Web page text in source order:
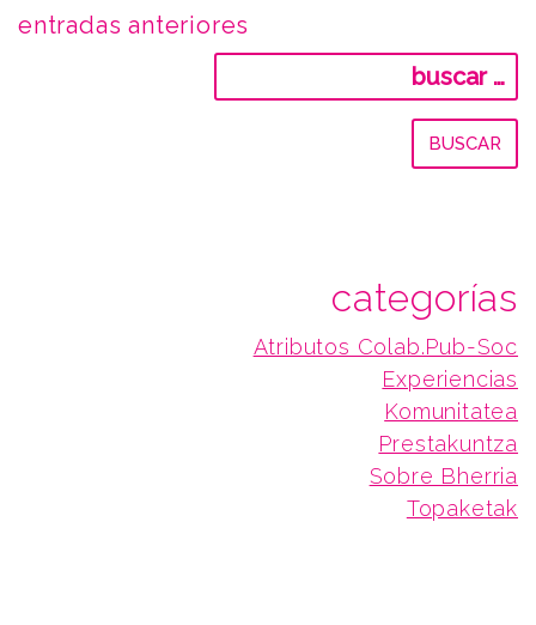
navegación
entradas anteriores
categorías
Atributos Colab.Pub-Soc
Experiencias
Komunitatea
Prestakuntza
Sobre Bherria
Topaketak